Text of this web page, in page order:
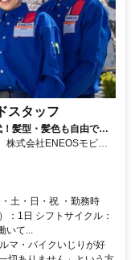
スタッフ
髪型・髪色も自由です
式会社ENEOSモビリ
土・日・祝 ・勤務時
：1日 シフトサイクル：
いて...
マ・バイクいじりが好